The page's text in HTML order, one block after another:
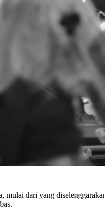
mulai dari yang